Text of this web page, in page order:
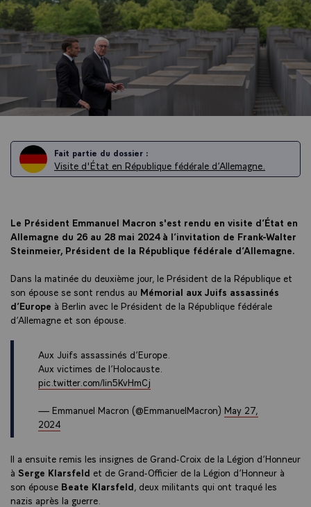
Fait partie du dossier :
Visite d'État en République fédérale d’Allemagne.
Le Président Emmanuel Macron s'est rendu en visite d’État en
Allemagne du 26 au 28 mai 2024 à l’invitation de Frank-Walter
Steinmeier, Président de la République fédérale d’Allemagne.
Dans la matinée du deuxième jour, le Président de la République et
son épouse se sont rendus au Mémorial aux Juifs assassinés
d’Europe à Berlin avec le Président de la République fédérale
d’Allemagne et son épouse.
Aux Juifs assassinés d’Europe.
Aux victimes de l’Holocauste.
pic.twitter.com/lin5KvHmCj
— Emmanuel Macron (@EmmanuelMacron) May 27,
2024
Il a ensuite remis les insignes de Grand-Croix de la Légion d’Honneur
à Serge Klarsfeld et de Grand-Officier de la Légion d’Honneur à
son épouse Beate Klarsfeld , deux militants qui ont traqué les
nazis après la guerre.